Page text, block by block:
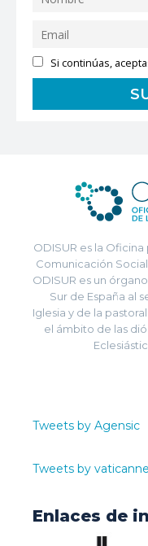
Si continúas,
ODISUR es la
Comunicación
ODISUR es un
Sur de España al
Iglesia y de la
el ámbito de las
Tweets by Agensic
Tweets by
Enlaces de